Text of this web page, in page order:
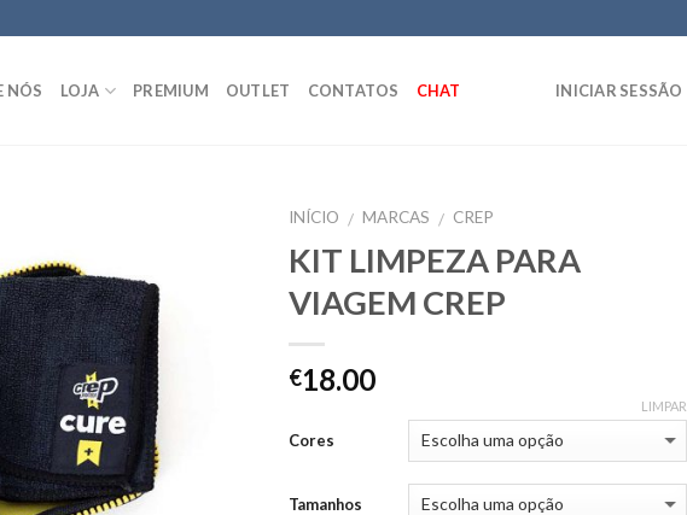
NÓS LOJA PREMIUM OUTLET CONTATOS CHAT INICIAR SESSÃO
INÍCIO / MARCAS / CREP
KIT LIMPEZA PARA
VIAGEM CREP
€18.00
Cores
Tamanhos
LIMPAR